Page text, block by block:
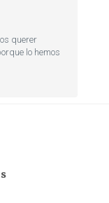
querer
lo hemos